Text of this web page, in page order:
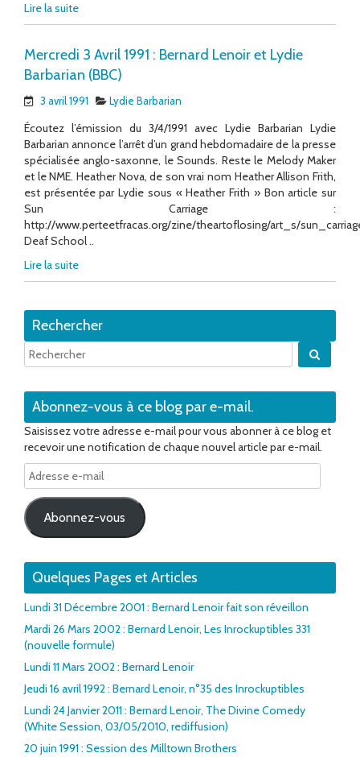
Lire la suite
Mercredi 3 Avril 1991 : Bernard Lenoir et Lydie
Barbarian (BBC)
3 avril 1991 Lydie Barbarian
Écoutez l’émission du 3/4/1991 avec Lydie Barbarian Lydie
Barbarian annonce l’arrêt d’un grand hebdomadaire de la presse
spécialisée anglo-saxonne, le Sounds. Reste le Melody Maker
et le NME. Heather Nova, de son vrai nom Heather Allison Frith,
est présentée par Lydie sous « Heather Frith » Bon article sur
Sun Carriage :
http://www.perteetfracas.org/zine/theartoflosing/art_s/
Deaf School ..
Lire la suite
Rechercher
Abonnez-vous à ce blog par e-mail.
Saisissez votre adresse e-mail pour vous abonner à ce blog et
recevoir une notification de chaque nouvel article par e-mail.
Adresse
e-
mail
Abonnez-vous
Quelques Pages et Articles
Lundi 31 Décembre 2001 : Bernard Lenoir fait son réveillon
Mardi 26 Mars 2002 : Bernard Lenoir, Les Inrockuptibles 331
(nouvelle formule)
Lundi 11 Mars 2002 : Bernard Lenoir
Jeudi 16 avril 1992 : Bernard Lenoir, n°35 des Inrockuptibles
Lundi 24 Janvier 2011 : Bernard Lenoir, The Divine Comedy
(White Session, 03/05/2010, rediffusion)
20 juin 1991 : Session des Milltown Brothers